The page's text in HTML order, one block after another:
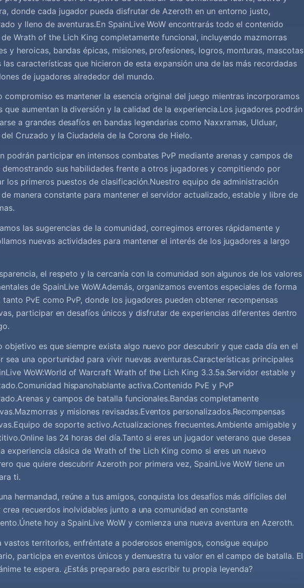
donde cada jugador pueda disfrutar de Azeroth en un entorno justo,
y lleno de aventuras.En SpainLive WoW encontrarás todo el contenido
Wrath of the Lich King completamente funcional, incluyendo mazmorras
y heroicas, bandas épicas, misiones, profesiones, logros, monturas, mascotas
las características que hicieron de esta expansión una de las más recordadas
de jugadores alrededor del mundo.
compromiso es mantener la esencia original del juego mientras incorporamos
que aumentan la diversión y la calidad de la experiencia.Los jugadores podrán
a grandes desafíos en bandas legendarias como Naxxramas, Ulduar,
del Cruzado y la Ciudadela de la Corona de Hielo.
podrán participar en intensos combates PvP mediante arenas y campos de
demostrando sus habilidades frente a otros jugadores y compitiendo por
los primeros puestos de clasificación.Nuestro equipo de administración
manera constante para mantener el servidor actualizado, estable y libre de
las sugerencias de la comunidad, corregimos errores rápidamente y
nuevas actividades para mantener el interés de los jugadores a largo
el respeto y la cercanía con la comunidad son algunos de los valores
de SpainLive WoW.Además, organizamos eventos especiales de forma
tanto PvE como PvP, donde los jugadores pueden obtener recompensas
participar en desafíos únicos y disfrutar de experiencias diferentes dentro
objetivo es que siempre exista algo nuevo por descubrir y que cada día en el
sea una oportunidad para vivir nuevas aventuras.Características principales
WoW:World of Warcraft Wrath of the Lich King 3.3.5a.Servidor estable y
hispanohablante activa.Contenido PvE y PvP
y campos de batalla funcionales.Bandas completamente
y misiones revisadas.Eventos personalizados.Recompensas
de soporte activo.Actualizaciones frecuentes.Ambiente amigable y
las 24 horas del día.Tanto si eres un jugador veterano que desea
experiencia clásica de Wrath of the Lich King como si eres un nuevo
que quiere descubrir Azeroth por primera vez, SpainLive WoW tiene un
ti.
hermandad, reúne a tus amigos, conquista los desafíos más difíciles del
crea recuerdos inolvidables junto a una comunidad en constante
hoy a SpainLive WoW y comienza una nueva aventura en Azeroth.
vastos territorios, enfréntate a poderosos enemigos, consigue equipo
participa en eventos únicos y demuestra tu valor en el campo de batalla. El
te espera. ¿Estás preparado para escribir tu propia leyenda?